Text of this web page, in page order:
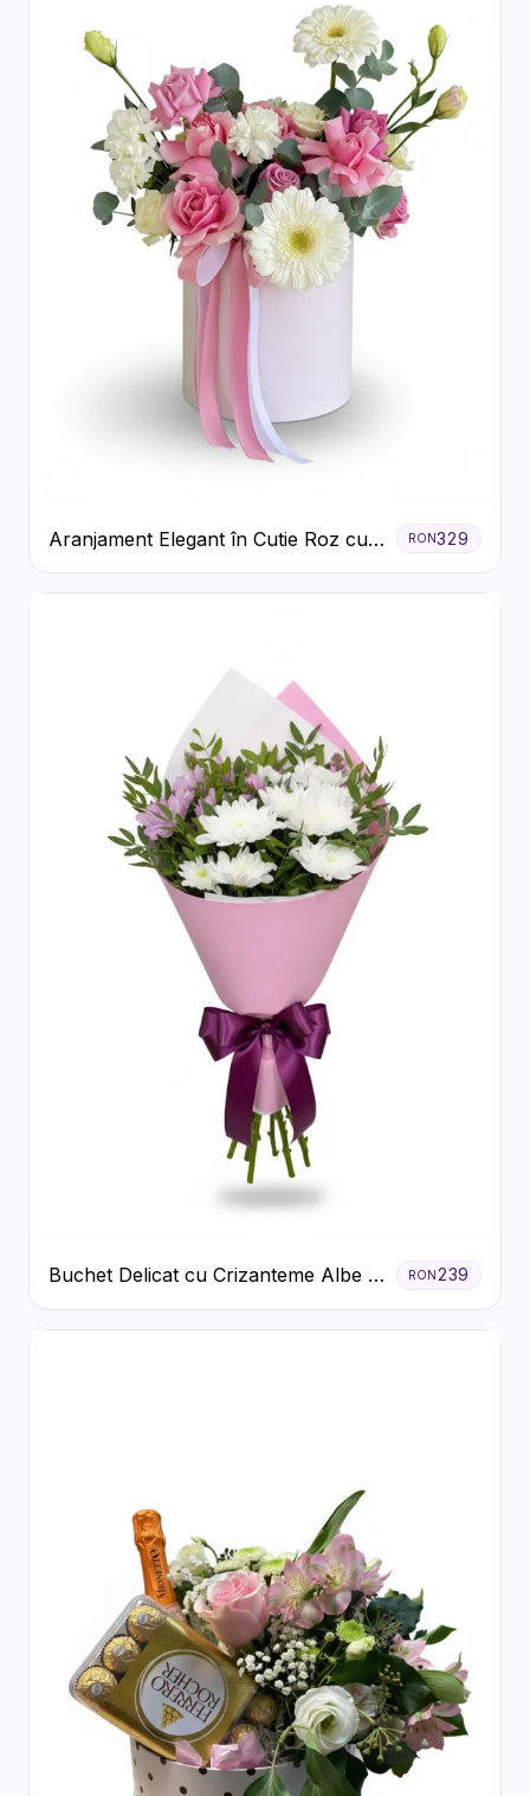
Aranjament Elegant în Cutie Roz cu
Trandafiri și Gerbera
RON329
Buchet Delicat cu Crizanteme Albe și
Mov
RON239